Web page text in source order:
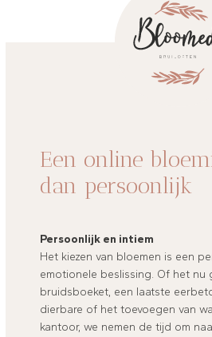
Een online
dan persoonlijk
Persoonlijk en intiem
Het kiezen van bloemen is een
emotionele beslissing. Of het nu
bruidsboeket, een laatste
dierbare of het toevoegen van
kantoor, we nemen de tijd om